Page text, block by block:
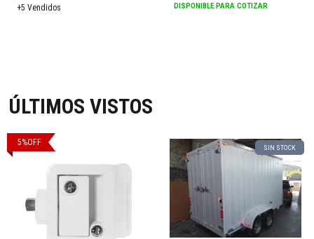
+5 Vendidos
DISPONIBLE PARA COTIZAR
ÚLTIMOS VISTOS
5%OFF
SIN STOCK